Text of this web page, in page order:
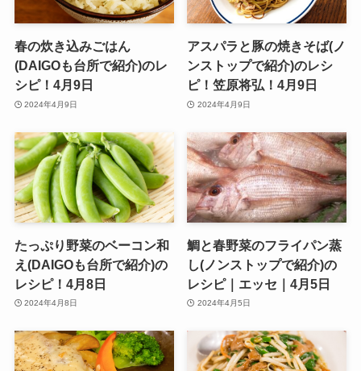
春の炊き込みごはん
(DAIGOも台所で紹介)のレ
シピ！4月9日
2024年4月9日
アスパラと豚の焼きそば(ノ
ンストップで紹介)のレシ
ピ！笠原将弘！4月9日
2024年4月9日
たっぷり野菜のベーコン和
え(DAIGOも台所で紹介)の
レシピ！4月8日
2024年4月8日
鯛と春野菜のフライパン蒸
し(ノンストップで紹介)の
レシピ｜エッセ｜4月5日
2024年4月5日